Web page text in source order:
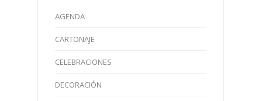
AGENDA
CARTONAJE
CELEBRACIONES
DECORACIÓN